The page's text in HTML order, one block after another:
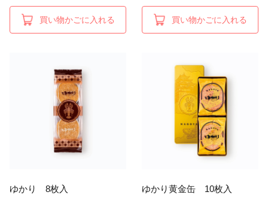
買い物かごに入れる 買い物かごに入れる
ゆかり 8枚入 ゆかり黄金缶 10枚入